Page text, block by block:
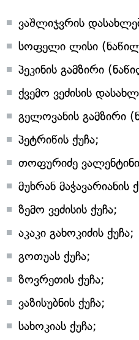
ვაშლიჯვრის
სოფელი ლისი
პეკინის გამზირი
ქვემო ვეძისის
გელოვანის გამზირი
პეტრიწის ქუჩა;
თოფურიძე
მუხრან მაჭავარიანის
ზემო ვეძისის ქუჩა;
აკაკი გახოკიძის ქუჩა;
გოთუას ქუჩა;
ზოვრეთის ქუჩა;
ვაზისუბნის ქუჩა;
სახოკიას ქუჩა;